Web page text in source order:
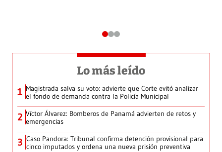
Lo más leído
1 Magistrada salva su voto: advierte que Corte evitó analizar
el fondo de demanda contra la Policía Municipal
2 Víctor Álvarez: Bomberos de Panamá advierten de retos y
emergencias
3 Caso Pandora: Tribunal confirma detención provisional para
cinco imputados y ordena una nueva prisión preventiva